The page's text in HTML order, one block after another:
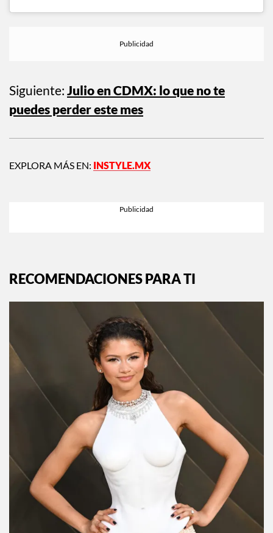
Siguiente: Julio en CDMX: lo que no te
puedes perder este mes
EXPLORA MÁS EN: INSTYLE.MX
RECOMENDACIONES PARA TI